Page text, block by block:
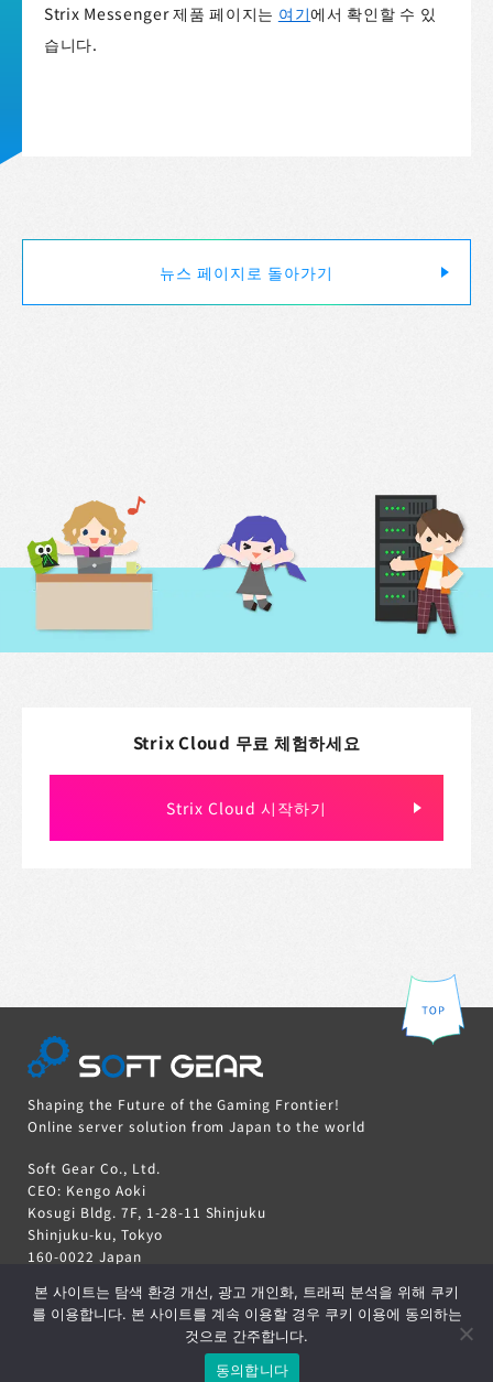
등록/로그인
타사 고지 사항
Strix Messenger 제품 페이지는 여기에서 확인할 수 있
습니다.
뉴스 페이지로 돌아가기
Strix Cloud 무료 체험하세요
Strix Cloud 시작하기
Shaping the Future of the Gaming Frontier!
Online server solution from Japan to the world
Soft Gear Co., Ltd.
CEO: Kengo Aoki
Kosugi Bldg. 7F, 1-28-11 Shinjuku
Shinjuku-ku, Tokyo
160-0022 Japan
COPYRIGHT © 2021 SOFT GEAR CO., LTD. ALL RIGHTS RESERVED
본 사이트는 탐색 환경 개선, 광고 개인화, 트래픽 분석을 위해 쿠키
를 이용합니다. 본 사이트를 계속 이용할 경우 쿠키 이용에 동의하는
것으로 간주합니다.
동의합니다